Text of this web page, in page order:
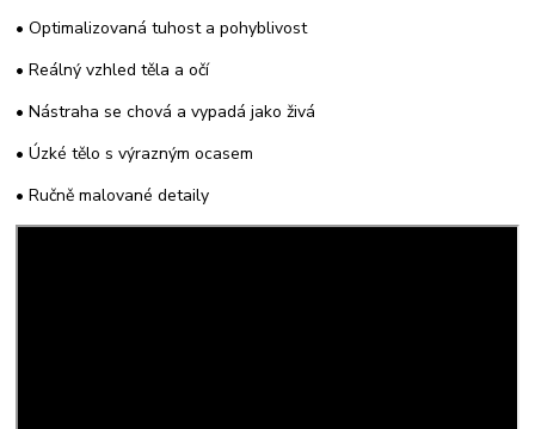
• Optimalizovaná tuhost a pohyblivost
• Reálný vzhled těla a očí
• Nástraha se chová a vypadá jako živá
• Úzké tělo s výrazným ocasem
• Ručně malované detaily